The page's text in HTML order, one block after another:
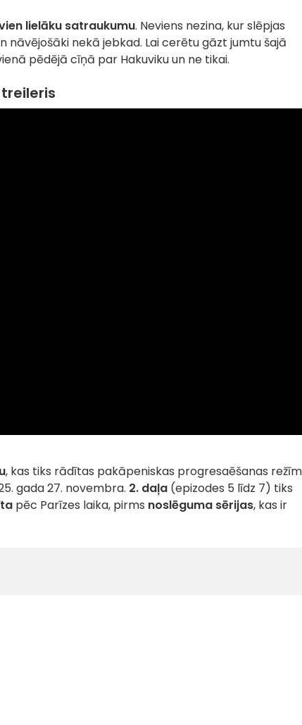
lielāku satraukumu. Neviens nezina, kur slēpjas
nāvējošāki nekā jebkad. Lai cerētu gāzt jumtu šajā
pēdējā cīņā par Hakuviku un ne tikai.
, kas tiks rādītas pakāpeniskas progresaēšanas
gada 27. novembra. 2. daļa (epizodes 5 līdz 7) tiks
pēc Parīzes laika, pirms noslēguma sērijas, kas ir